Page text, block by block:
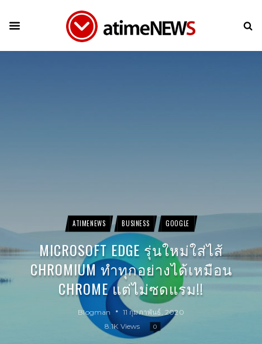
ATIMENEWS BUSINESS GOOGLE
MICROSOFT EDGE รุ่นใหม่ใส่ไส้
CHROMIUM ทำทุกอย่างได้เหมือน
CHROME แต่ไม่ซดแรม!!
Blogman
11 กุมภาพันธ์, 2020
8.1K Views
0